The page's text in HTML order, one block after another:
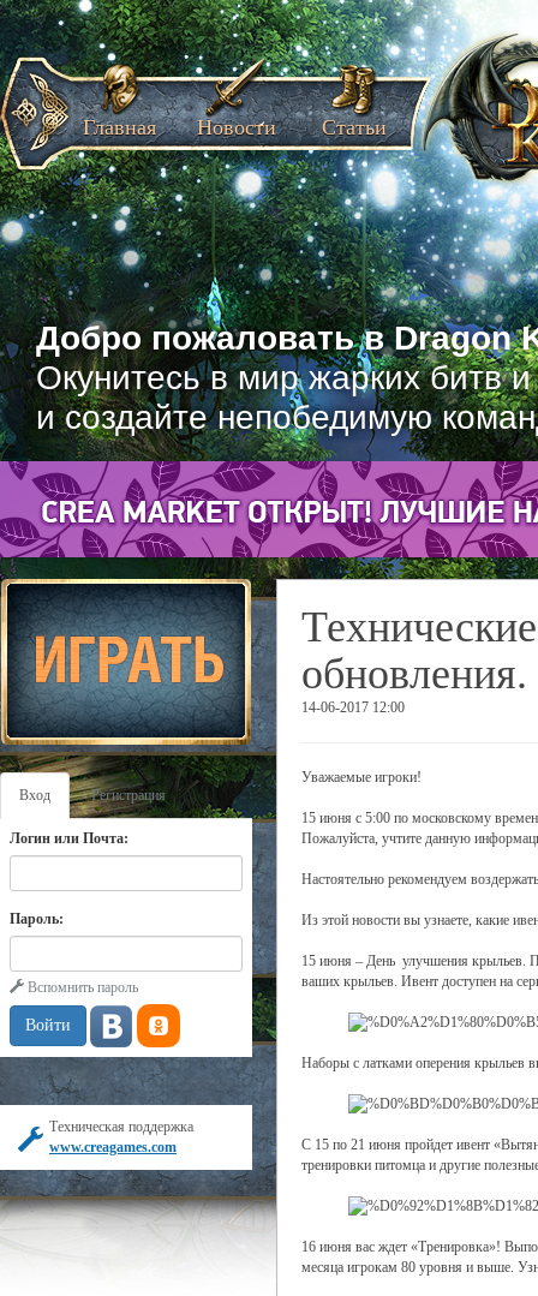
Добро пожаловать в Dragon
Окунитесь в мир жарких битв
и создайте непобедимую
Главная Новости Статьи
Вход Регистрация
Логин или Почта:
Пароль:
Вспомнить пароль
Техническая поддержка
www.creagames.com
обновления.
14-06-2017 12:00
Уважаемые игроки!
15 июня с 5:00 по московскому
Пожалуйста, учтите данную
Настоятельно рекомендуем
Из этой новости вы узнаете, какие
15 июня – День улучшения крыльев.
ваших крыльев. Ивент доступен на
Наборы с латками оперения крыльев
С 15 по 21 июня пройдет ивент
тренировки питомца и другие
16 июня вас ждет «Тренировка»!
месяца игрокам 80 уровня и выше.